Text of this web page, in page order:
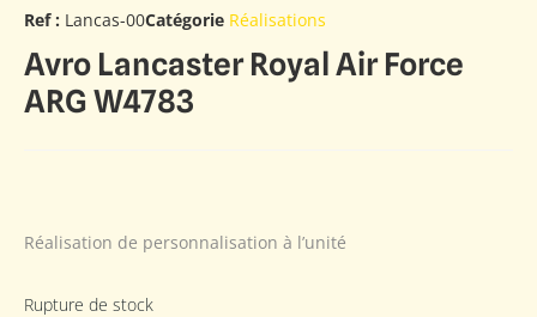
Ref : Lancas-00Catégorie Réalisations
Avro Lancaster Royal Air Force
ARG W4783
Réalisation de personnalisation à l’unité
Rupture de stock